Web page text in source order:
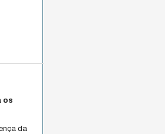
os
da